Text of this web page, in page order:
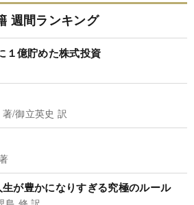
週間ランキング
１億貯めた株式投資
/御立英史 訳
が豊かになりすぎる究極のルール